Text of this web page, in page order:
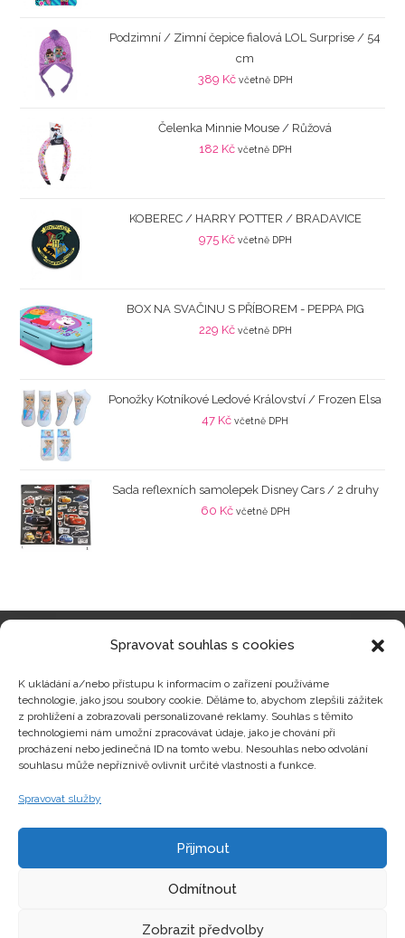
Spravovat souhlas s cookies
K ukládání a/nebo přístupu k informacím o zařízení používáme
technologie, jako jsou soubory cookie. Děláme to, abychom zlepšili zážitek
z prohlížení a zobrazovali personalizované reklamy. Souhlas s těmito
technologiemi nám umožní zpracovávat údaje, jako je chování při
procházení nebo jedinečná ID na tomto webu. Nesouhlas nebo odvolání
souhlasu může nepříznivě ovlivnit určité vlastnosti a funkce.
Spravovat služby
Přijmout
Odmítnout
Zobrazit předvolby
Podzimní / Zimní čepice fialová LOL Surprise / 54
cm
389 Kč včetně DPH
Čelenka Minnie Mouse / Růžová
182 Kč včetně DPH
KOBEREC / HARRY POTTER / BRADAVICE
975 Kč včetně DPH
BOX NA SVAČINU S PŘÍBOREM - PEPPA PIG
229 Kč včetně DPH
Ponožky Kotníkové Ledové Království / Frozen Elsa
47 Kč včetně DPH
Sada reflexních samolepek Disney Cars / 2 druhy
60 Kč včetně DPH
Zajímavosti
Kontakty
Copyright © hrackyzfilmu.cz Všechna práva vyhrazena.